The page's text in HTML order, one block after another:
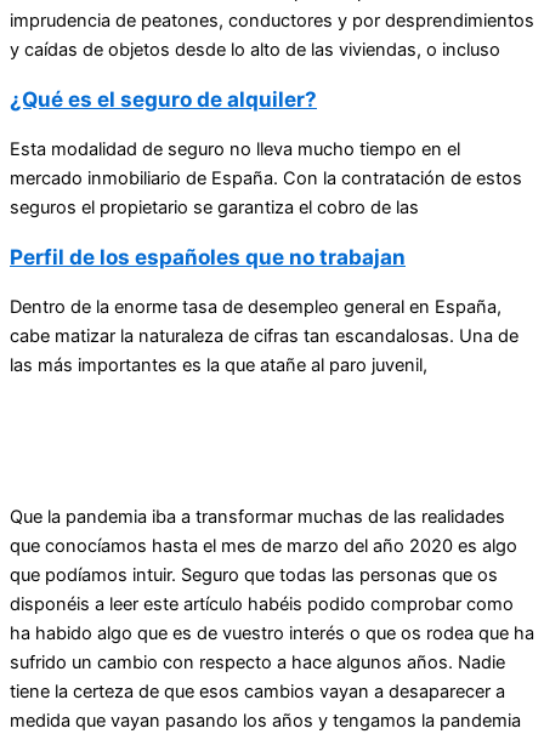
imprudencia de peatones, conductores y por desprendimientos
y caídas de objetos desde lo alto de las viviendas, o incluso
¿Qué es el seguro de alquiler?
Esta modalidad de seguro no lleva mucho tiempo en el
mercado inmobiliario de España. Con la contratación de estos
seguros el propietario se garantiza el cobro de las
Perfil de los españoles que no trabajan
Dentro de la enorme tasa de desempleo general en España,
cabe matizar la naturaleza de cifras tan escandalosas. Una de
las más importantes es la que atañe al paro juvenil,
Que la pandemia iba a transformar muchas de las realidades
que conocíamos hasta el mes de marzo del año 2020 es algo
que podíamos intuir. Seguro que todas las personas que os
disponéis a leer este artículo habéis podido comprobar como
ha habido algo que es de vuestro interés o que os rodea que ha
sufrido un cambio con respecto a hace algunos años. Nadie
tiene la certeza de que esos cambios vayan a desaparecer a
medida que vayan pasando los años y tengamos la pandemia